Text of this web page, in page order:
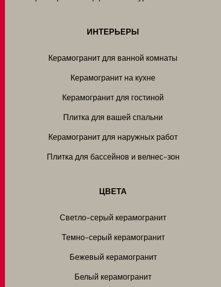
ИНТЕРЬЕРЫ
Керамогранит для ванной комнаты
Керамогранит на кухне
Керамогранит для гостиной
Плитка для вашей спальни
Керамогранит для наружных работ
Плитка для бассейнов и велнес-зон
ЦВЕТА
Светло-серый керамогранит
Темно-серый керамогранит
Бежевый керамогранит
Белый керамогранит